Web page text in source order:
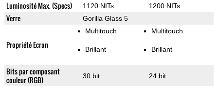
Luminosité Max. (Specs) 1120 NITs 1200 NITs
Verre Gorilla Glass 5
Propriété Ecran
Multitouch
Brillant
Multitouch
Brillant
Bits par composant
couleur (RGB)
30 bit 24 bit